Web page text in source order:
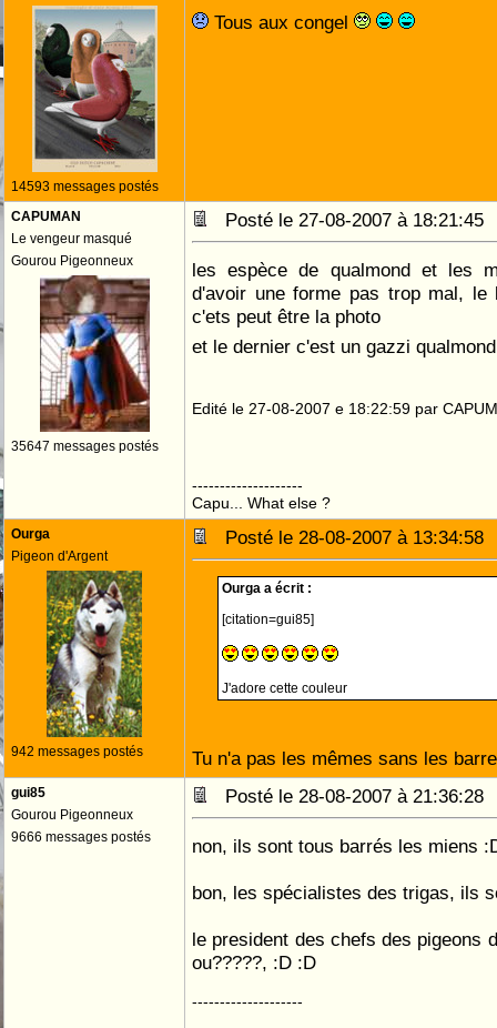
14593 messages postés
Tous aux congel
CAPUMAN
Le vengeur masqué
Gourou Pigeonneux
35647 messages postés
Posté le 27-08-2007 à
les espèce de qualmond et les
d'avoir une forme pas trop mal,
c'ets peut être la photo
et le dernier c'est un gazzi
Edité le 27-08-2007 e 18:22:59 par
--------------------
Capu... What else ?
Ourga
Pigeon d'Argent
942 messages postés
Posté le 28-08-2007 à
Ourga a écrit :
[citation=gui85]
J'adore cette couleur
Tu n'a pas les mêmes sans les
gui85
Gourou Pigeonneux
9666 messages postés
Posté le 28-08-2007 à
non, ils sont tous barrés les miens
bon, les spécialistes des trigas, ils
le president des chefs des pigeons
ou?????, :D :D
--------------------